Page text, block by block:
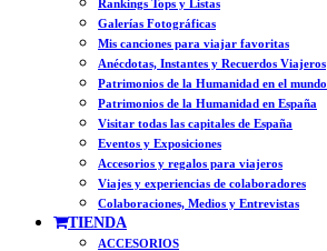
Rankings Tops y Listas
Galerías Fotográficas
Mis canciones para viajar favoritas
Anécdotas, Instantes y Recuerdos Viajeros
Patrimonios de la Humanidad en el mundo
Patrimonios de la Humanidad en España
Visitar todas las capitales de España
Eventos y Exposiciones
Accesorios y regalos para viajeros
Viajes y experiencias de colaboradores
Colaboraciones, Medios y Entrevistas
TIENDA
ACCESORIOS